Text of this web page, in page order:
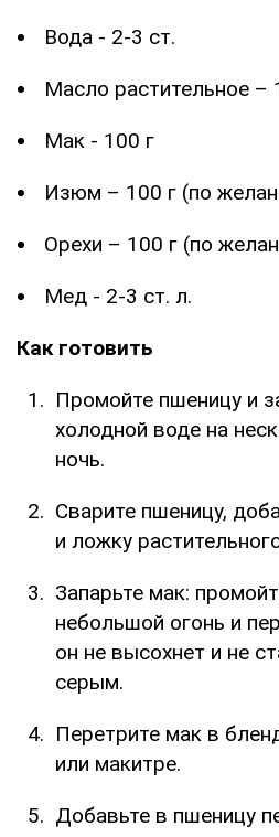
Вода - 2-3 ст.
Масло растительное –
Мак - 100 г
Изюм – 100 г (по
Орехи – 100 г (по
Мед - 2-3 ст. л.
Как готовить
Промойте пшеницу и
холодной воде на
ночь.
Сварите пшеницу,
и ложку
Запарьте мак:
небольшой огонь и
он не высохнет и не
серым.
Перетрите мак в
или макитре.
Добавьте в пшеницу